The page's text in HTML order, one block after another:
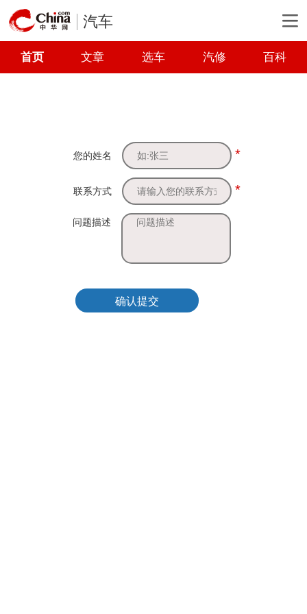
汽车
首页 文章 选车 汽修 百科
您的姓名 *
联系方式 *
问题描述
确认提交